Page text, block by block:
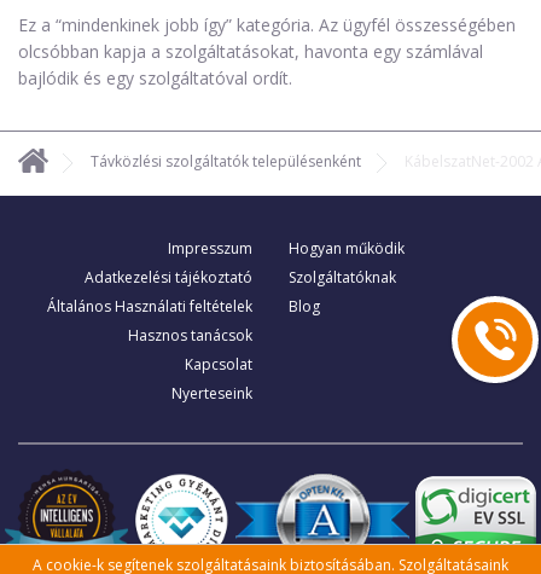
Ez a “mindenkinek jobb így” kategória. Az ügyfél összességében
olcsóbban kapja a szolgáltatásokat, havonta egy számlával
bajlódik és egy szolgáltatóval ordít.
Távközlési szolgáltatók településenként KábelszatNet-2002
Impresszum
Adatkezelési tájékoztató
Általános Használati feltételek
Hasznos tanácsok
Kapcsolat
Nyerteseink
Hogyan működik
Szolgáltatóknak
Blog
A cookie-k segítenek szolgáltatásaink biztosításában. Szolgáltatásaink